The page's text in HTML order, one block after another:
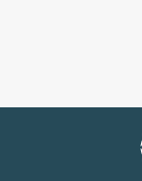
急診疾病的病因，主
流感疫情高峰期，季